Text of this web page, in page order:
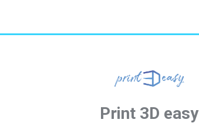
Print 3D easy